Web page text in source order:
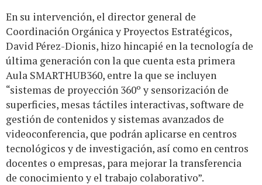
En su intervención, el director general de
Coordinación Orgánica y Proyectos Estratégicos,
David Pérez-Dionis, hizo hincapié en la tecnología de
última generación con la que cuenta esta primera
Aula SMARTHUB360, entre la que se incluyen
“sistemas de proyección 360º y sensorización de
superficies, mesas táctiles interactivas, software de
gestión de contenidos y sistemas avanzados de
videoconferencia, que podrán aplicarse en centros
tecnológicos y de investigación, así como en centros
docentes o empresas, para mejorar la transferencia
de conocimiento y el trabajo colaborativo”.